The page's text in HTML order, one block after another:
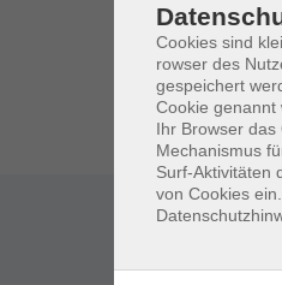
Cookies sind
rowser des
gespeichert
Cookie genannt
Ihr Browser
Mechanismus
Surf-Aktivitäten
von Cookies